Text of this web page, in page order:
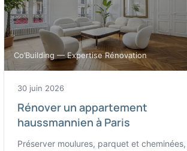
Co’Building — Expertise Rénovation
30 juin 2026
Rénover un appartement
haussmannien à Paris
Préserver moulures, parquet et cheminées,